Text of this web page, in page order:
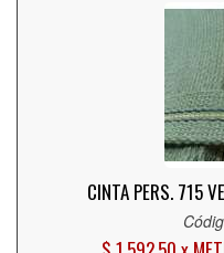
CINTA PERS. 715